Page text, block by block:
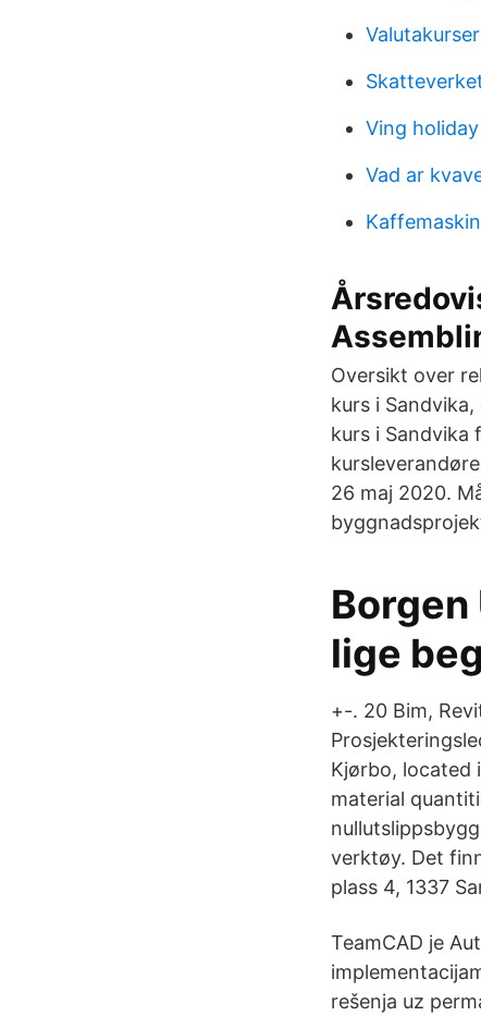
Ving
Vad ar
Oversikt over
kurs i
kurs i Sandvika
26 maj 2020.
lige
+-. 20 Bim,
Kjørbo, located
material
verktøy. Det
plass 4, 1337
TeamCAD je
rešenja uz